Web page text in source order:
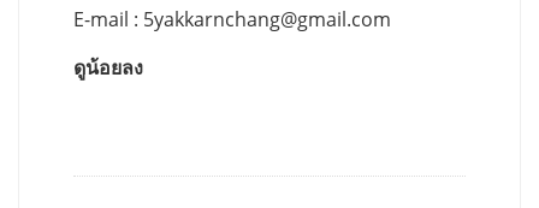
E-mail : 5yakkarnchang@gmail.com
ดูน้อยลง